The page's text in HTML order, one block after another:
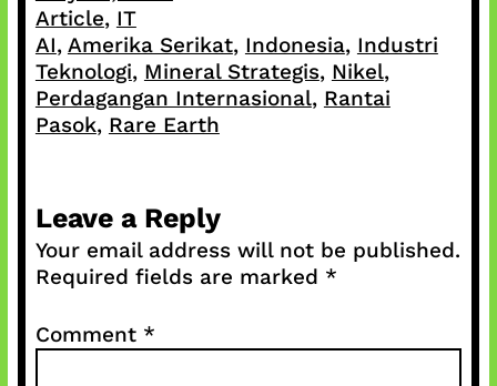
Article, IT
AI, Amerika Serikat, Indonesia, Industri
Teknologi, Mineral Strategis, Nikel ,
Perdagangan Internasional, Rantai
Pasok, Rare Earth
Leave a Reply
Your email address will not be published.
Required fields are marked *
Comment *